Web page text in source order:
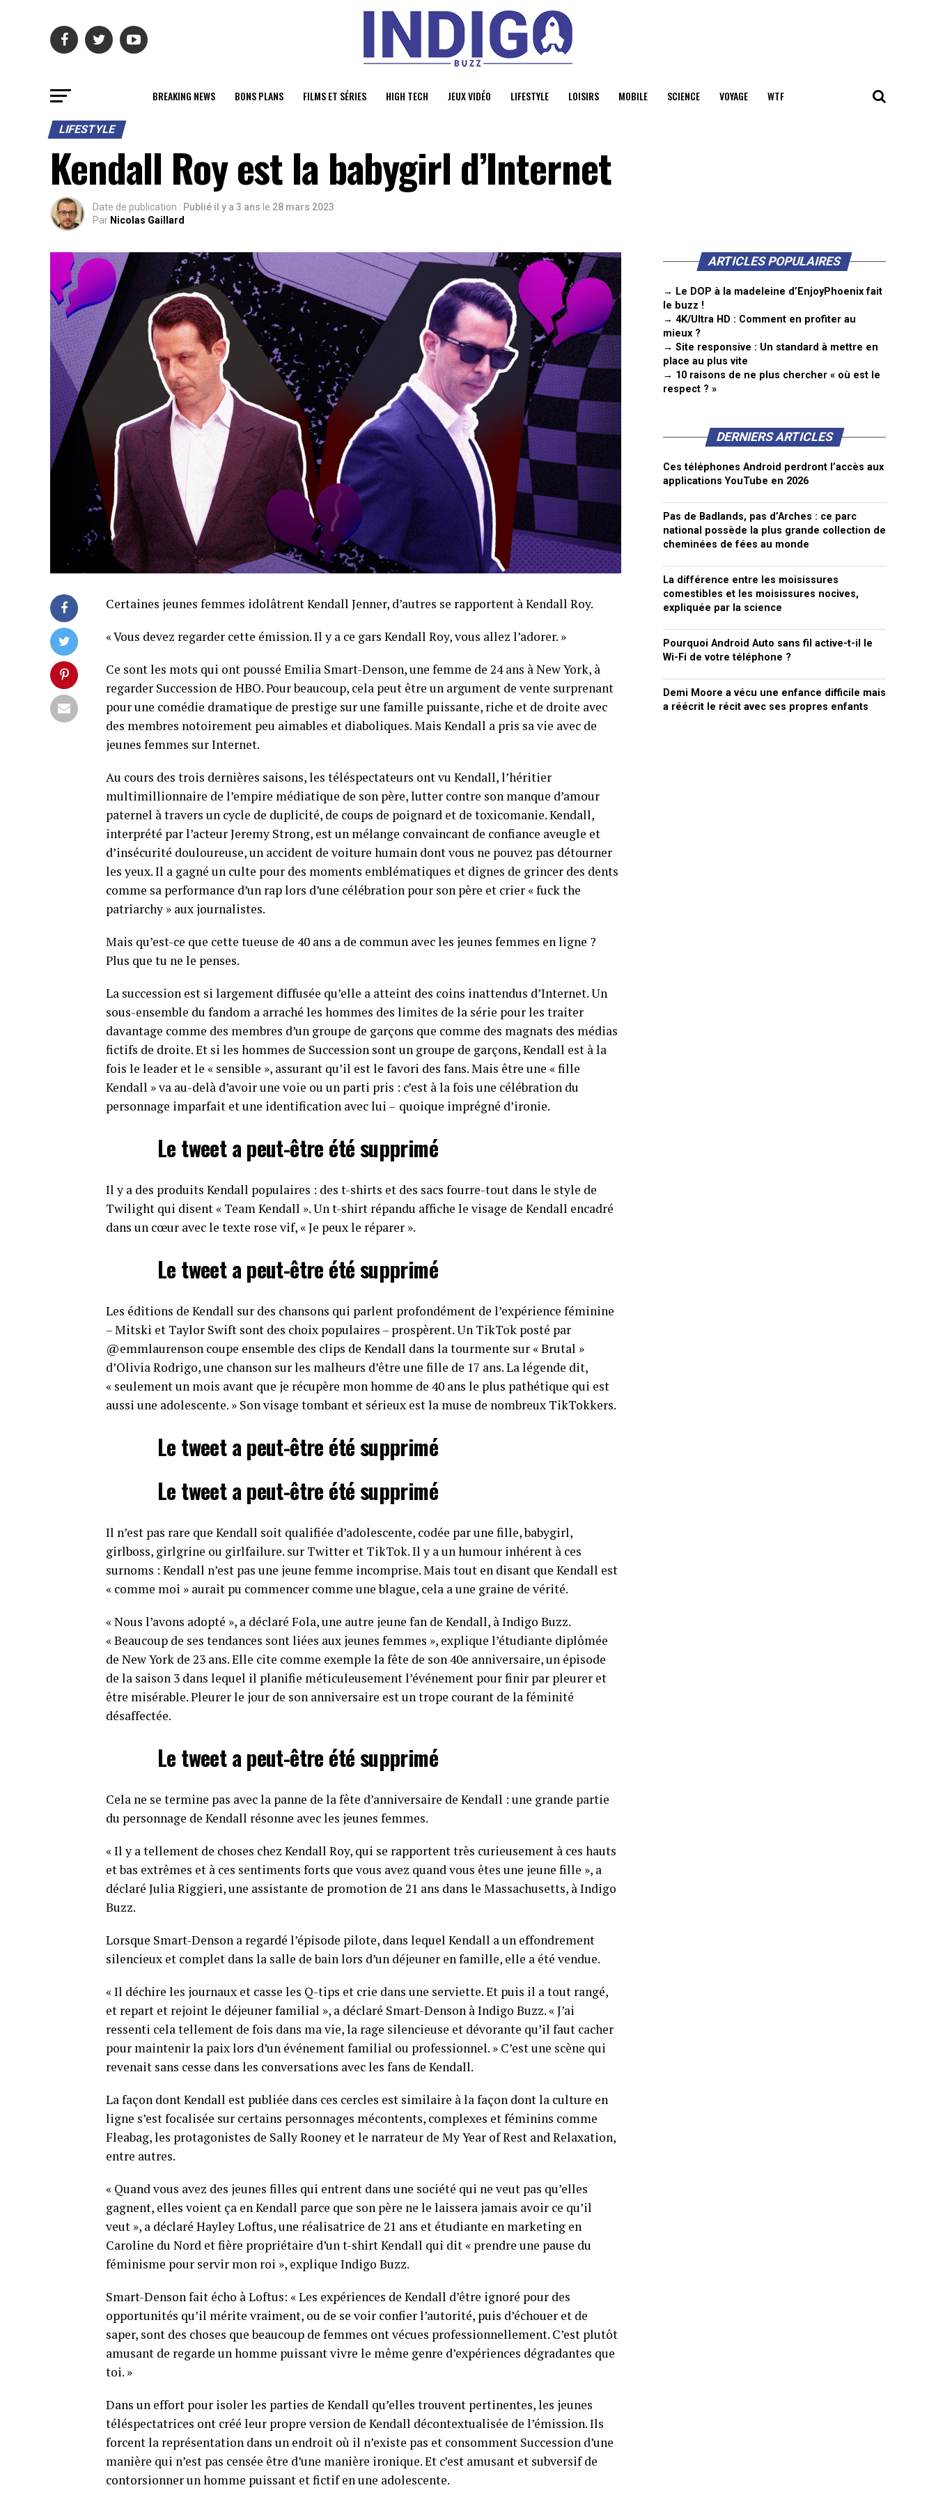
BREAKING NEWS BONS PLANS FILMS ET SÉRIES HIGH TECH JEUX VIDÉO LIFESTYLE LOISIRS MOBILE SCIENCE VOYAGE WTF
LIFESTYLE
Kendall Roy est la babygirl d’Internet
Date de publication : Publié il y a 3 ans le 28 mars 2023
Par Nicolas Gaillard
Certaines jeunes femmes idolâtrent Kendall Jenner, d’autres se rapportent à Kendall Roy.
« Vous devez regarder cette émission. Il y a ce gars Kendall Roy, vous allez l’adorer. »
Ce sont les mots qui ont poussé Emilia Smart-Denson, une femme de 24 ans à New York, à
regarder Succession de HBO. Pour beaucoup, cela peut être un argument de vente surprenant
pour une comédie dramatique de prestige sur une famille puissante, riche et de droite avec
des membres notoirement peu aimables et diaboliques. Mais Kendall a pris sa vie avec de
jeunes femmes sur Internet.
Au cours des trois dernières saisons, les téléspectateurs ont vu Kendall, l’héritier
multimillionnaire de l’empire médiatique de son père, lutter contre son manque d’amour
paternel à travers un cycle de duplicité, de coups de poignard et de toxicomanie. Kendall,
interprété par l’acteur Jeremy Strong, est un mélange convaincant de confiance aveugle et
d’insécurité douloureuse, un accident de voiture humain dont vous ne pouvez pas détourner
les yeux. Il a gagné un culte pour des moments emblématiques et dignes de grincer des dents
comme sa performance d’un rap lors d’une célébration pour son père et crier « fuck the
patriarchy » aux journalistes.
Mais qu’est-ce que cette tueuse de 40 ans a de commun avec les jeunes femmes en ligne ?
Plus que tu ne le penses.
La succession est si largement diffusée qu’elle a atteint des coins inattendus d’Internet. Un
sous-ensemble du fandom a arraché les hommes des limites de la série pour les traiter
davantage comme des membres d’un groupe de garçons que comme des magnats des médias
fictifs de droite. Et si les hommes de Succession sont un groupe de garçons, Kendall est à la
fois le leader et le « sensible », assurant qu’il est le favori des fans. Mais être une « fille
Kendall » va au-delà d’avoir une voie ou un parti pris : c’est à la fois une célébration du
personnage imparfait et une identification avec lui – quoique imprégné d’ironie.
Le tweet a peut-être été supprimé
Il y a des produits Kendall populaires : des t-shirts et des sacs fourre-tout dans le style de
Twilight qui disent « Team Kendall ». Un t-shirt répandu affiche le visage de Kendall encadré
dans un cœur avec le texte rose vif, « Je peux le réparer ».
Le tweet a peut-être été supprimé
Les éditions de Kendall sur des chansons qui parlent profondément de l’expérience féminine
– Mitski et Taylor Swift sont des choix populaires – prospèrent. Un TikTok posté par
@emmlaurenson coupe ensemble des clips de Kendall dans la tourmente sur « Brutal »
d’Olivia Rodrigo, une chanson sur les malheurs d’être une fille de 17 ans. La légende dit,
« seulement un mois avant que je récupère mon homme de 40 ans le plus pathétique qui est
aussi une adolescente. » Son visage tombant et sérieux est la muse de nombreux TikTokkers.
Le tweet a peut-être été supprimé
Le tweet a peut-être été supprimé
Il n’est pas rare que Kendall soit qualifiée d’adolescente, codée par une fille, babygirl,
girlboss, girlgrine ou girlfailure. sur Twitter et TikTok. Il y a un humour inhérent à ces
surnoms : Kendall n’est pas une jeune femme incomprise. Mais tout en disant que Kendall est
« comme moi » aurait pu commencer comme une blague, cela a une graine de vérité.
« Nous l’avons adopté », a déclaré Fola, une autre jeune fan de Kendall, à Indigo Buzz.
« Beaucoup de ses tendances sont liées aux jeunes femmes », explique l’étudiante diplômée
de New York de 23 ans. Elle cite comme exemple la fête de son 40e anniversaire, un épisode
de la saison 3 dans lequel il planifie méticuleusement l’événement pour finir par pleurer et
être misérable. Pleurer le jour de son anniversaire est un trope courant de la féminité
désaffectée.
Le tweet a peut-être été supprimé
Cela ne se termine pas avec la panne de la fête d’anniversaire de Kendall : une grande partie
du personnage de Kendall résonne avec les jeunes femmes.
« Il y a tellement de choses chez Kendall Roy, qui se rapportent très curieusement à ces hauts
et bas extrêmes et à ces sentiments forts que vous avez quand vous êtes une jeune fille », a
déclaré Julia Riggieri, une assistante de promotion de 21 ans dans le Massachusetts, à Indigo
Buzz.
Lorsque Smart-Denson a regardé l’épisode pilote, dans lequel Kendall a un effondrement
silencieux et complet dans la salle de bain lors d’un déjeuner en famille, elle a été vendue.
« Il déchire les journaux et casse les Q-tips et crie dans une serviette. Et puis il a tout rangé,
et repart et rejoint le déjeuner familial », a déclaré Smart-Denson à Indigo Buzz. « J’ai
ressenti cela tellement de fois dans ma vie, la rage silencieuse et dévorante qu’il faut cacher
pour maintenir la paix lors d’un événement familial ou professionnel. » C’est une scène qui
revenait sans cesse dans les conversations avec les fans de Kendall.
La façon dont Kendall est publiée dans ces cercles est similaire à la façon dont la culture en
ligne s’est focalisée sur certains personnages mécontents, complexes et féminins comme
Fleabag, les protagonistes de Sally Rooney et le narrateur de My Year of Rest and Relaxation,
entre autres.
« Quand vous avez des jeunes filles qui entrent dans une société qui ne veut pas qu’elles
gagnent, elles voient ça en Kendall parce que son père ne le laissera jamais avoir ce qu’il
veut », a déclaré Hayley Loftus, une réalisatrice de 21 ans et étudiante en marketing en
Caroline du Nord et fière propriétaire d’un t-shirt Kendall qui dit « prendre une pause du
féminisme pour servir mon roi », explique Indigo Buzz.
Smart-Denson fait écho à Loftus: « Les expériences de Kendall d’être ignoré pour des
opportunités qu’il mérite vraiment, ou de se voir confier l’autorité, puis d’échouer et de
saper, sont des choses que beaucoup de femmes ont vécues professionnellement. C’est plutôt
amusant de regarde un homme puissant vivre le même genre d’expériences dégradantes que
toi. »
Dans un effort pour isoler les parties de Kendall qu’elles trouvent pertinentes, les jeunes
téléspectatrices ont créé leur propre version de Kendall décontextualisée de l’émission. Ils
forcent la représentation dans un endroit où il n’existe pas et consomment Succession d’une
manière qui n’est pas censée être d’une manière ironique. Et c’est amusant et subversif de
contorsionner un homme puissant et fictif en une adolescente.
ARTICLES POPULAIRES
→ Le DOP à la madeleine d’EnjoyPhoenix fait
le buzz !
→ 4K/Ultra HD : Comment en profiter au
mieux ?
→ Site responsive : Un standard à mettre en
place au plus vite
→ 10 raisons de ne plus chercher « où est le
respect ? »
DERNIERS ARTICLES
Ces téléphones Android perdront l’accès aux
applications YouTube en 2026
Pas de Badlands, pas d’Arches : ce parc
national possède la plus grande collection de
cheminées de fées au monde
La différence entre les moisissures
comestibles et les moisissures nocives,
expliquée par la science
Pourquoi Android Auto sans fil active-t-il le
Wi-Fi de votre téléphone ?
Demi Moore a vécu une enfance difficile mais
a réécrit le récit avec ses propres enfants